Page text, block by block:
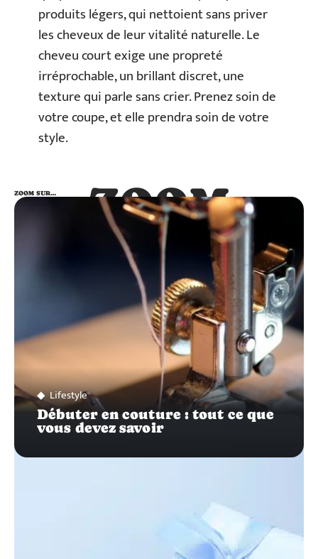
produits légers, qui nettoient sans priver
les cheveux de leur vitalité naturelle. Le
cheveu court exige une propreté
irréprochable, un brillant discret, une
texture qui parle sans crier. Prenez soin de
votre coupe, et elle prendra soin de votre
style.
ZOOM
SUR…
ZOOM SUR…
Lifestyle
Débuter en couture : tout ce que
vous devez savoir